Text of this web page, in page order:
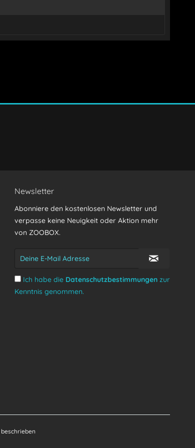
Newsletter
Abonniere den kostenlosen Newsletter und
verpasse keine Neuigkeit oder Aktion mehr
von ZOOBOX.
Ich habe die Datenschutzbestimmungen zur
Kenntnis genommen.